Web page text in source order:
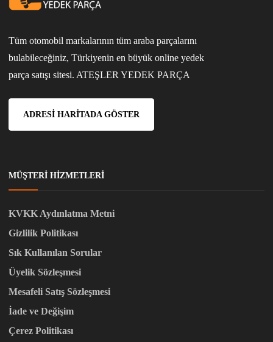
Tüm otomobil markalarının tüm araba parçalarını
bulabileceğiniz, Türkiyenin en büyük online yedek
parça satışı sitesi. ATEŞLER YEDEK PARÇA
ADRESI HARITADA GÖSTER
MÜŞTERI HIZMETLERI
KVKK Aydınlatma Metni
Gizlilik Politikası
Sık Kullanılan Sorular
Üyelik Sözleşmesi
Mesafeli Satış Sözleşmesi
İade ve Değişim
Çerez Politikası